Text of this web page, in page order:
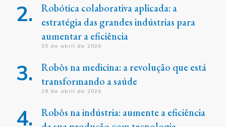
Robótica colaborativa aplicada: a
estratégia das grandes indústrias para
aumentar a eficiência
30 de abril de 2026
Robôs na medicina: a revolução que está
transformando a saúde
28 de abril de 2026
Robôs na indústria: aumente a eficiência